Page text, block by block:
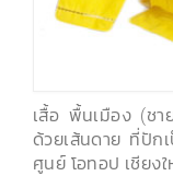
เสื้อ พื้นเมือง (ชา
ด้วยเส้นดาย ที่ปัก
ศูนย์ โอทอป เชียงใ